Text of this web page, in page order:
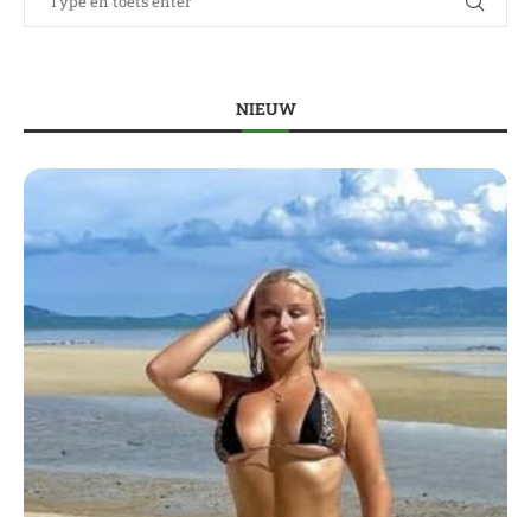
NIEUW